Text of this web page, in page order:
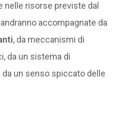
risorse previste dal
accompagnate da
, da meccanismi di
da un sistema di
un senso spiccato delle